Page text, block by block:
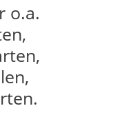
o.a.